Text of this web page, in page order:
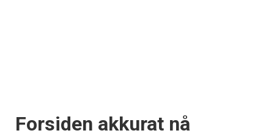
Forsiden akkurat nå